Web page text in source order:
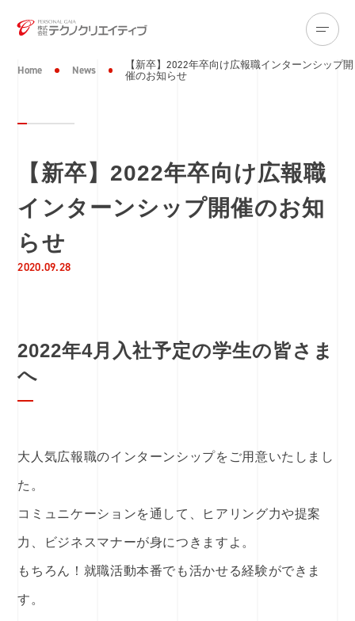
Home News
【新卒】2022年卒向け広報職インターンシップ開
催のお知らせ
【新卒】2022年卒向け広報職
インターンシップ開催のお知
らせ
2020.09.28
2022年4月入社予定の学生の皆さま
へ
大人気広報職のインターンシップをご用意いたしまし
た。
コミュニケーションを通して、ヒアリング力や提案
力、ビジネスマナーが身につきますよ。
もちろん！就職活動本番でも活かせる経験ができま
す。